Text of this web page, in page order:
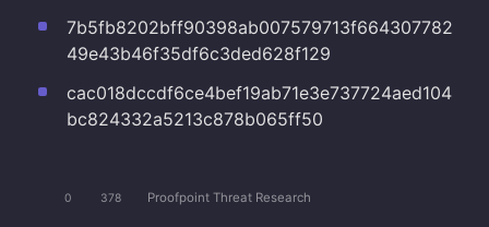
7b5fb8202bff90398ab007579713f664307782
49e43b46f35df6c3ded628f129
cac018dccdf6ce4bef19ab71e3e737724aed104
bc824332a5213c878b065ff50
0 378 Proofpoint Threat Research